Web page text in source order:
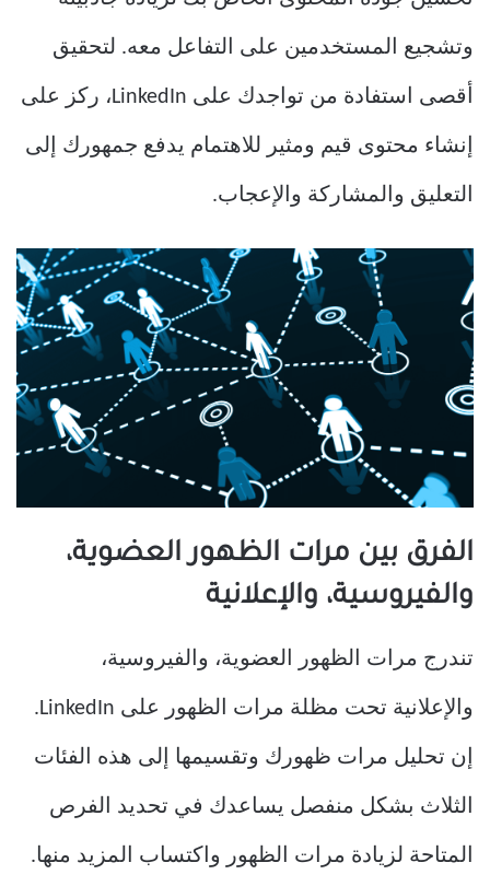
وتشجيع المستخدمين على التفاعل معه. لتحقيق
أقصى استفادة من تواجدك على LinkedIn، ركز على
إنشاء محتوى قيم ومثير للاهتمام يدفع جمهورك إلى
التعليق والمشاركة والإعجاب.
الفرق بين مرات الظهور العضوية،
والفيروسية، والإعلانية
تندرج مرات الظهور العضوية، والفيروسية،
والإعلانية تحت مظلة مرات الظهور على LinkedIn.
إن تحليل مرات ظهورك وتقسيمها إلى هذه الفئات
الثلاث بشكل منفصل يساعدك في تحديد الفرص
المتاحة لزيادة مرات الظهور واكتساب المزيد منها.